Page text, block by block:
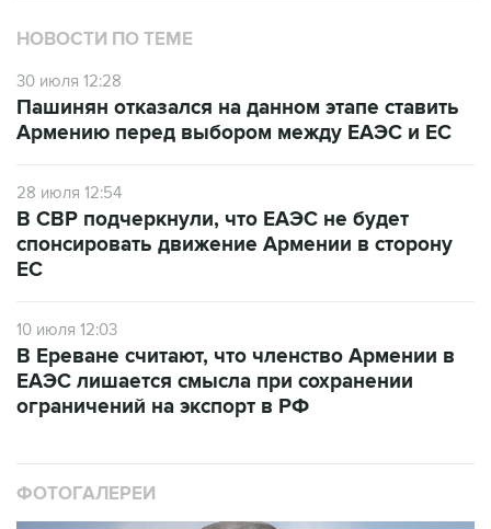
НОВОСТИ ПО ТЕМЕ
30 июля 12:28
Пашинян отказался на данном этапе ставить
Армению перед выбором между ЕАЭС и ЕС
28 июля 12:54
В СВР подчеркнули, что ЕАЭС не будет
спонсировать движение Армении в сторону
ЕС
10 июля 12:03
В Ереване считают, что членство Армении в
ЕАЭС лишается смысла при сохранении
ограничений на экспорт в РФ
ФОТОГАЛЕРЕИ